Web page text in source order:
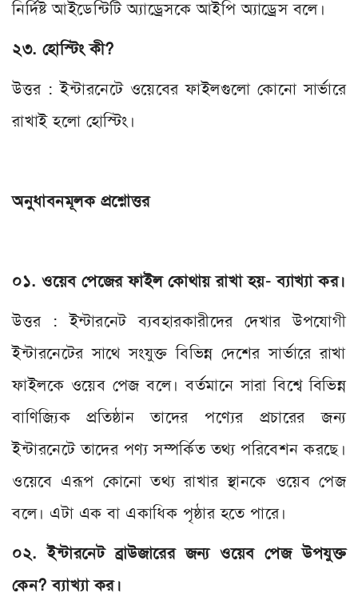
নির্দিষ্ট আইডেন্টিটি অ্যাড্রেসকে আইপি অ্যাড্রেস বলে।
২৩. হোস্টিং কী?
উত্তর : ইন্টারনেটে ওয়েবের ফাইলগুলো কোনো সার্ভারে
রাখাই হলো হোস্টিং।
অনুধাবনমূলক প্রশ্নোত্তর
০১. ওয়েব পেজের ফাইল কোথায় রাখা হয়- ব্যাখ্যা কর।
উত্তর : ইন্টারনেট ব্যবহারকারীদের দেখার উপযোগী
ইন্টারনেটের সাথে সংযুক্ত বিভিন্ন দেশের সার্ভারে রাখা
ফাইলকে ওয়েব পেজ বলে। বর্তমানে সারা বিশ্বে বিভিন্ন
বাণিজ্যিক প্রতিষ্ঠান তাদের পণ্যের প্রচারের জন্য
ইন্টারনেটে তাদের পণ্য সম্পর্কিত তথ্য পরিবেশন করছে।
ওয়েবে এরূপ কোনো তথ্য রাখার স্থানকে ওয়েব পেজ
বলে। এটা এক বা একাধিক পৃষ্ঠার হতে পারে।
০২. ইন্টারনেট ব্রাউজারের জন্য ওয়েব পেজ উপযুক্ত
কেন? ব্যাখ্যা কর।